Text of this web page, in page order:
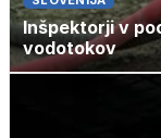
Inšpektorji v
vodotokov